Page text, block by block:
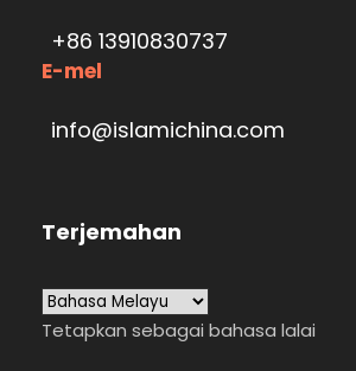
+86 13910830737
E-mel
info@islamichina.com
Terjemahan
Tetapkan sebagai bahasa lalai